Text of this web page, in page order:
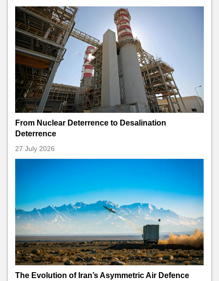
From Nuclear Deterrence to Desalination
Deterrence
27 July 2026
The Evolution of Iran’s Asymmetric Air Defence